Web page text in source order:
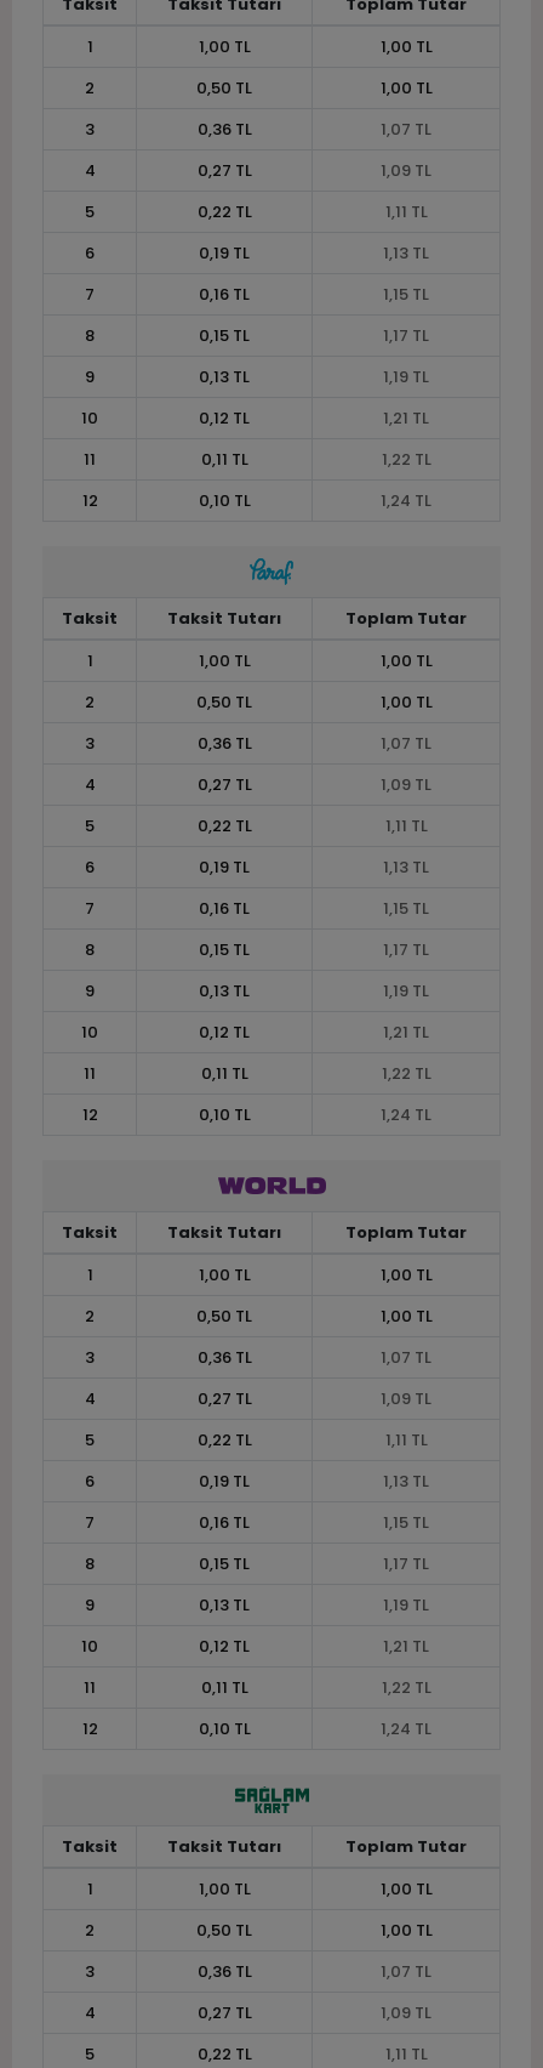
1
1,00 TL
1,00 TL
2
0,50 TL
1,00 TL
3
0,36 TL
1,07 TL
4
0,27 TL
1,09 TL
5
0,22 TL
1,11 TL
6
0,19 TL
1,13 TL
7
0,16 TL
1,15 TL
8
0,15 TL
1,17 TL
9
0,13 TL
1,19 TL
10
0,12 TL
1,21 TL
11
0,11 TL
1,22 TL
12
0,10 TL 1,24 TL
Taksit Taksit Tutarı
Toplam Tutar
1
1,00 TL
1,00 TL
2
0,50 TL
1,00 TL
3
0,36 TL
1,07 TL
4
0,27 TL
1,09 TL
5
0,22 TL
1,11 TL
6
0,19 TL
1,13 TL
7
0,16 TL
1,15 TL
8
0,15 TL
1,17 TL
9
0,13 TL
1,19 TL
10
0,12 TL
1,21 TL
11
0,11 TL
1,22 TL
12
0,10 TL 1,24 TL
Taksit Taksit Tutarı
Toplam Tutar
1
1,00 TL
1,00 TL
2
0,50 TL
1,00 TL
3
0,36 TL
1,07 TL
4
0,27 TL
1,09 TL
5
0,22 TL
1,11 TL
6
0,19 TL
1,13 TL
7
0,16 TL
1,15 TL
8
0,15 TL
1,17 TL
9
0,13 TL
1,19 TL
10
0,12 TL
1,21 TL
11
0,11 TL
1,22 TL
12
0,10 TL 1,24 TL
Taksit Taksit Tutarı
Toplam Tutar
1
1,00 TL
1,00 TL
2
0,50 TL
1,00 TL
3
0,36 TL
1,07 TL
4
0,27 TL
1,09 TL
5
0,22 TL
1,11 TL